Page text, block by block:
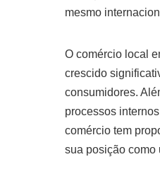
mesmo
O comércio local
crescido
consumidores.
processos
comércio tem
sua posição como